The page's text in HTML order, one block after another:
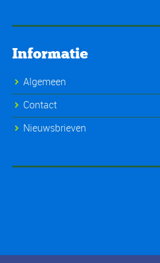
Informatie
Algemeen
Contact
Nieuwsbrieven